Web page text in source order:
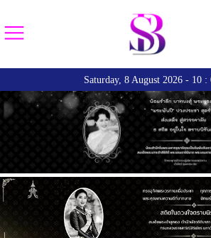
Saturday, 8 August 2026 - 10 :